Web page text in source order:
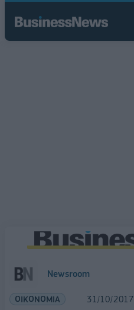
Newsroom
ΟΙΚΟΝΟΜΙΑ 31/10/2017